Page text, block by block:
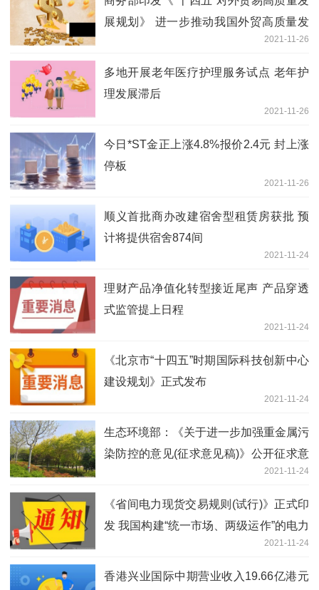
展规划》 进一步推动我国外贸高质量发
2021-11-26
多地开展老年医疗护理服务试点 老年护
理发展滞后
2021-11-26
今日*ST金正上涨4.8%报价2.4元 封上涨
停板
2021-11-26
顺义首批商办改建宿舍型租赁房获批 预
计将提供宿舍874间
2021-11-24
理财产品净值化转型接近尾声 产品穿透
式监管提上日程
2021-11-24
《北京市“十四五”时期国际科技创新中心
建设规划》正式发布
2021-11-24
生态环境部：《关于进一步加强重金属污
染防控的意见(征求意见稿)》公开征求意
2021-11-24
《省间电力现货交易规则(试行)》正式印
发 我国构建“统一市场、两级运作”的电力
2021-11-24
香港兴业国际中期营业收入19.66亿港元